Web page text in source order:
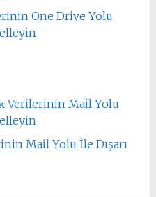
One Drive Yolu
Verilerinin Mail Yolu
Mail Yolu İle Dışarı